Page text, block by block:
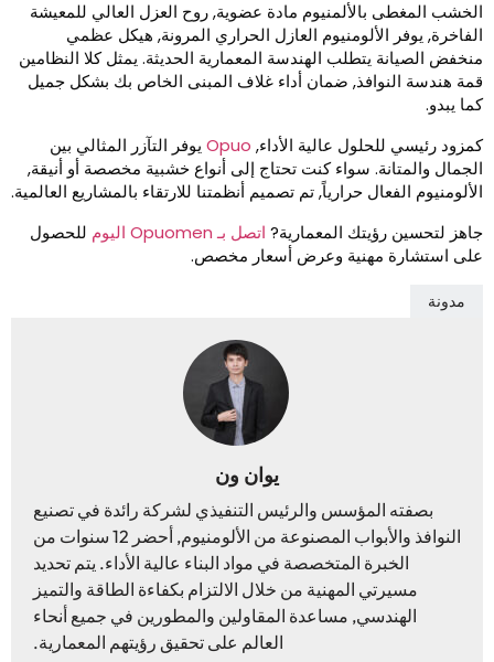
المغطى بالألمنيوم مادة عضوية, روح العزل العالي للمعيشة
يوفر الألومنيوم العازل الحراري المرونة, هيكل عظمي
الصيانة يتطلب الهندسة المعمارية الحديثة. يمثل كلا النظامين
هندسة النوافذ, ضمان أداء غلاف المبنى الخاص بك بشكل جميل
يبدو.
رئيسي للحلول عالية الأداء,Opuoيوفر التآزر المثالي بين
والمتانة. سواء كنت تحتاج إلى أنواع خشبية مخصصة أو أنيقة,
الفعال حرارياً, تم تصميم أنظمتنا للارتقاء بالمشاريع العالمية.
لتحسين رؤيتك المعمارية?اتصل بـ Opuomen اليوم
للحصول
استشارة مهنية وعرض أسعار مخصص.
مدونة
يوان ون
بصفته المؤسس والرئيس التنفيذي لشركة رائدة في تصنيع
النوافذ والأبواب المصنوعة من الألومنيوم, أحضر 12 سنوات من
الخبرة المتخصصة في مواد البناء عالية الأداء. يتم تحديد
مسيرتي المهنية من خلال الالتزام بكفاءة الطاقة والتميز
الهندسي, مساعدة المقاولين والمطورين في جميع أنحاء
العالم على تحقيق رؤيتهم المعمارية.